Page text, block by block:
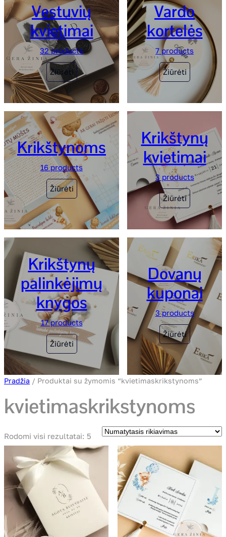
Vestuvių
kvietimai
32 products
Žiūrėti
Vardo
kortelės
7 products
Žiūrėti
Krikštynoms
16 products
Žiūrėti
Krikštynų
kvietimai
3 products
Žiūrėti
Krikštynų
palinkėjimų
knygos
17 products
Žiūrėti
Dovanų
kuponai
3 products
Žiūrėti
Pradžia / Produktai su žymomis “kvietimaskrikstynoms”
kvietimaskrikstynoms
Rodomi visi rezultatai: 5